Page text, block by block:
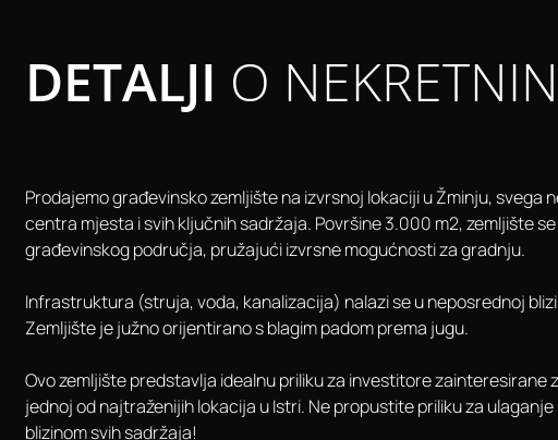
DETALJI O
Prodajemo građevinsko zemljište na izvrsnoj lokaciji u Žminju, svega
centra mjesta i svih ključnih sadržaja. Površine 3.000 m2, zemljište
građevinskog područja, pružajući izvrsne mogućnosti za gradnju.
Infrastruktura (struja, voda, kanalizacija) nalazi se u neposrednoj
Zemljište je južno orijentirano s blagim padom prema jugu.
Ovo zemljište predstavlja idealnu priliku za investitore zainteresirane
jednoj od najtraženijih lokacija u Istri. Ne propustite priliku za
blizinom svih sadržaja!